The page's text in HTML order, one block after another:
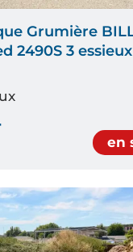
Grumière
2490S 3 essieux
en